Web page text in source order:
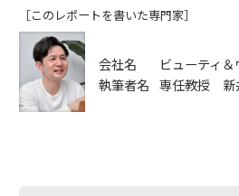
［このレポートを書いた専門家］
会社名
ビューティ
執筆者名 専任教授 新